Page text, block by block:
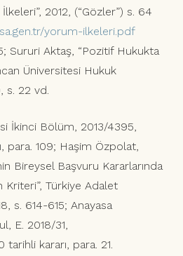
2012, (“Gözler”) s. 64
yorum-ilkeleri.pdf
Sururi Aktaş, “Pozitif Hukukta
Üniversitesi Hukuk
s. 22 vd.
İkinci Bölüm, 2013/4395,
para. 109; Haşim Özpolat,
Bireysel Başvuru Kararlarında
Kriteri”, Türkiye Adalet
s. 614-615; Anayasa
E. 2018/31,
kararı, para. 21.